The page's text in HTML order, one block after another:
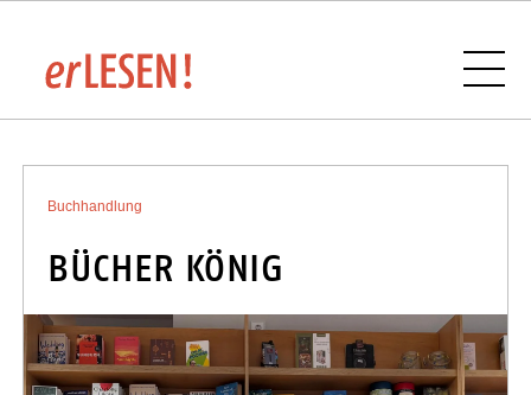
BUCHHANDLUNGEN UND VERLAGE IM
SAARLAND
Buchhandlung
BÜCHER KÖNIG